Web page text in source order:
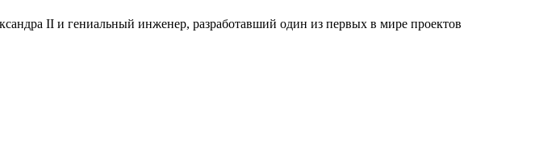
II и гениальный инженер, разработавший один из первых в мире проектов